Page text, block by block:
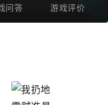
问答 游戏评价